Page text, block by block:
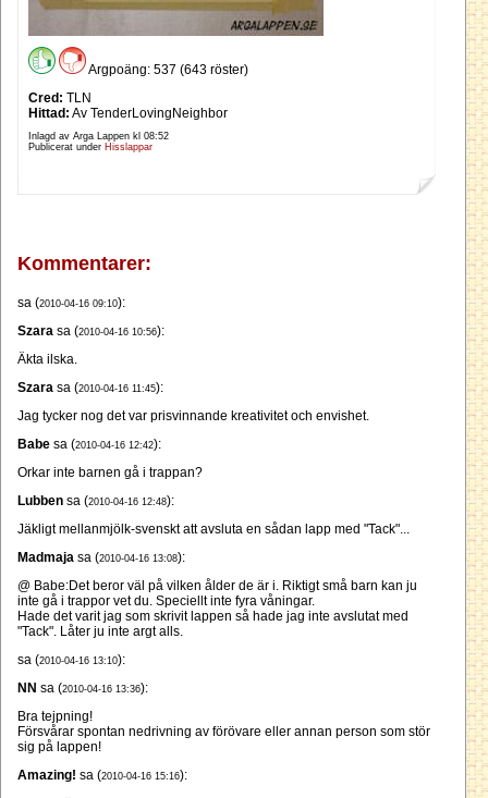
Argpoäng: 537 (643 röster)
Cred: TLN
Hittad: Av TenderLovingNeighbor
Inlagd av Arga Lappen kl 08:52
Publicerat under Hisslappar
Kommentarer:
sa (2010-04-16 09:10):
Szara sa (2010-04-16 10:56):
Äkta ilska.
Szara sa (2010-04-16 11:45):
Jag tycker nog det var prisvinnande kreativitet och envishet.
Babe sa (2010-04-16 12:42):
Orkar inte barnen gå i trappan?
Lubben sa (2010-04-16 12:48):
Jäkligt mellanmjölk-svenskt att avsluta en sådan lapp med "Tack"...
Madmaja sa (2010-04-16 13:08):
@ Babe:Det beror väl på vilken ålder de är i. Riktigt små barn kan ju
inte gå i trappor vet du. Speciellt inte fyra våningar.
Hade det varit jag som skrivit lappen så hade jag inte avslutat med
"Tack". Låter ju inte argt alls.
sa (2010-04-16 13:10):
NN sa (2010-04-16 13:36):
Bra tejpning!
Försvårar spontan nedrivning av förövare eller annan person som stör
sig på lappen!
Amazing! sa (2010-04-16 15:16):